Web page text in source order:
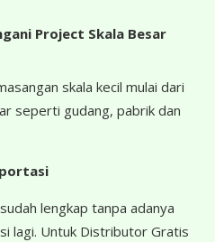
Project Skala Besar
skala kecil mulai dari
seperti gudang, pabrik dan
lengkap tanpa adanya
lagi. Untuk Distributor Gratis